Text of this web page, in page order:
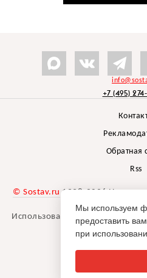
+7 (495)
Обратная
Rss
© Sostav.ru 1998-2026
агентства
Использование материалов
указании
Мы используем
предоставить
при